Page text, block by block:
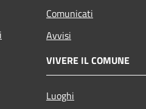
Comunicati
Avvisi
VIVERE IL COMUNE
Luoghi